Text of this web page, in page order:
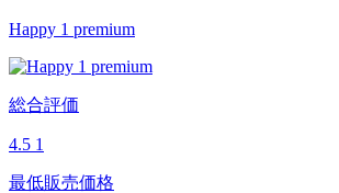
Happy 1 premium
総合評価
4.5 1
最低販売価格